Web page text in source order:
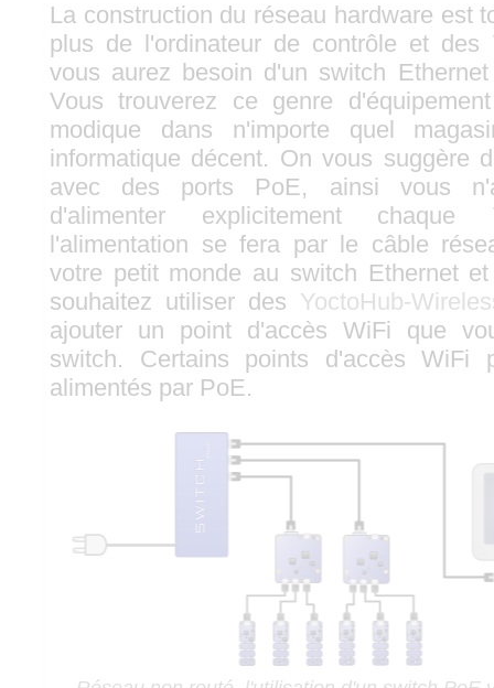
La construction du réseau hardware est
plus de l'ordinateur de contrôle et des
vous aurez besoin d'un switch
Vous trouverez ce genre
modique dans n'importe quel
informatique décent. On vous suggère
avec des ports PoE, ainsi vous
d'alimenter explicitement chaque
l'alimentation se fera par le câble
votre petit monde au switch Ethernet
souhaitez utiliser des YoctoHub-
ajouter un point d'accès WiFi que
switch. Certains points d'accès WiFi
alimentés par PoE.